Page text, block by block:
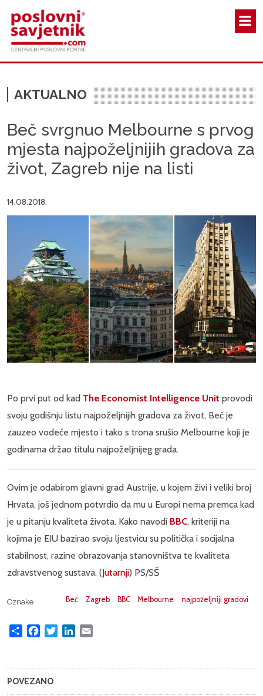
AKTUALNO
Beč svrgnuo Melbourne s prvog
mjesta najpoželjnijih gradova za
život, Zagreb nije na listi
14.08.2018.
Po prvi put od kad The Economist Intelligence Unit provodi
svoju godišnju listu najpoželjnijih gradova za život, Beč je
zauzeo vodeće mjesto i tako s trona srušio Melbourne koji je
godinama držao titulu najpoželjnijeg grada.
Ovim je odabirom glavni grad Austrije, u kojem živi i veliki broj
Hrvata, još jednom potvrdio da mu u Europi nema premca kad
je u pitanju kvaliteta života. Kako navodi BBC, kriteriji na
kojima je EIU bazirao svoju ljestvicu su politička i socijalna
stabilnost, razine obrazovanja stanovništva te kvaliteta
zdravstvenog sustava. (Jutarnji) PS/SŠ
Oznake Beč Zagreb BBC Melbourne najpoželjniji gradovi
Share FacebookTwitterLinkedIn
POVEZANO